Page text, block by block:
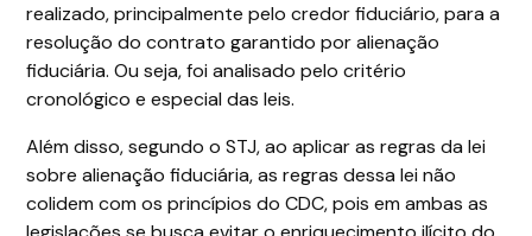
realizado, principalmente pelo credor fiduciário, para a
resolução do contrato garantido por alienação
fiduciária. Ou seja, foi analisado pelo critério
cronológico e especial das leis.
Além disso, segundo o STJ, ao aplicar as regras da lei
sobre alienação fiduciária, as regras dessa lei não
colidem com os princípios do CDC, pois em ambas as